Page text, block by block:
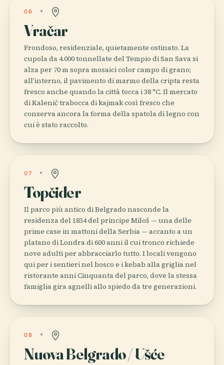
06
Vračar
Frondoso, residenziale, quietamente ostinato. La
cupola da 4.000 tonnellate del Tempio di San Sava si
alza per 70 m sopra mosaici color campo di grano;
all'interno, il pavimento di marmo della cripta resta
fresco anche quando la città tocca i 38 °C. Il mercato
di Kalenić trabocca di kajmak così fresco che
conserva ancora la forma della spatola di legno con
cui è stato raccolto.
07
Topčider
Il parco più antico di Belgrado nasconde la
residenza del 1834 del principe Miloš — una delle
prime case in mattoni della Serbia — accanto a un
platano di Londra di 600 anni il cui tronco richiede
nove adulti per abbracciarlo tutto. I locali vengono
qui per i sentieri nel bosco e i kebab alla griglia nel
ristorante anni Cinquanta del parco, dove la stessa
famiglia gira agnelli allo spiedo da tre generazioni.
08
Nuova Belgrado / Ušće